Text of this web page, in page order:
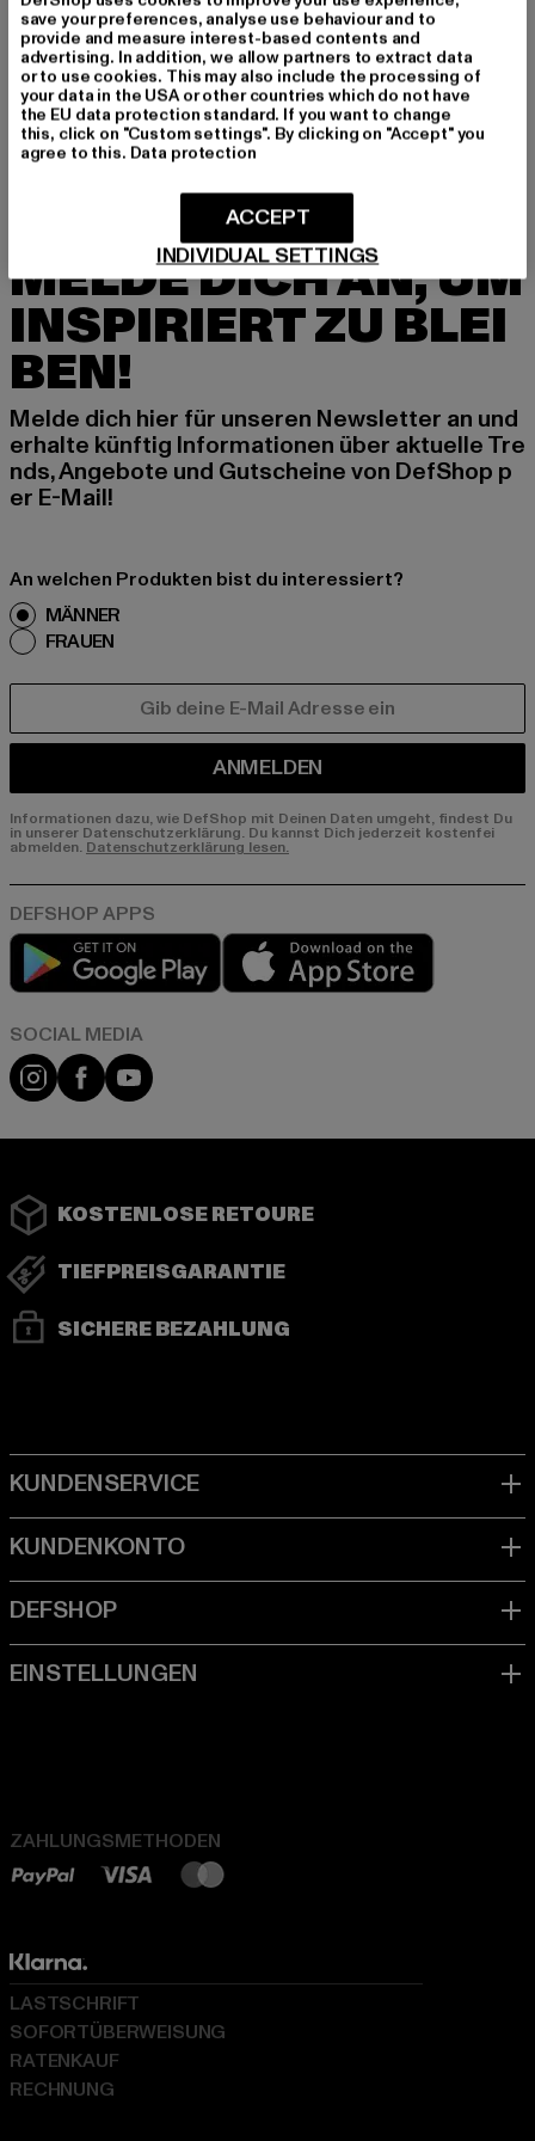
REDEFINED REBEL
Rebel RRClay
25,85 EUR
Derzeitiger Preis: 25,85 EUR
54,99 EURAktionspreis: 54,99 EUR
REDEFINED REBEL
RRMarcel
25,99 EUR
Derzeitiger Preis: 25,99 EUR
49,99 EURAktionspreis:
MELDE DICH AN, UM
INSPIRIERT ZU BLEI
BEN!
Melde dich hier für unseren Newsletter an und
erhalte künftig Informationen über aktuelle Tre
nds, Angebote und Gutscheine von DefShop p
er E-Mail!
An welchen Produkten bist du interessiert?
MÄNNER
FRAUEN
ANMELDEN
Informationen dazu, wie DefShop mit Deinen Daten umgeht, findest Du
in unserer Datenschutzerklärung. Du kannst Dich jederzeit kostenfei
abmelden. Datenschutzerklärung lesen.
Play market
Instagram
FacebookYouTube
KOSTENLOSE RETOURE
TIEFPREISGARANTIE
SICHERE BEZAHLUNG
ZAHLUNGSMETHODEN
LASTSCHRIFT
SOFORTÜBERWEISUNG
RATENKAUF
RECHNUNG
save your preferences, analyse use behaviour and to
provide and measure interest-based contents and
advertising. In addition, we allow partners to extract data
or to use cookies. This may also include the processing of
your data in the USA or other countries which do not have
the EU data protection standard. If you want to change
this, click on "Custom settings". By clicking on "Accept" you
agree to this. Data protection
INDIVIDUAL SETTINGS
ACCEPT